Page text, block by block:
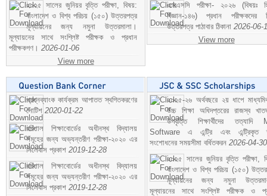
২০২৫ সালের জুনিয়র বৃত্তি পরীক্ষা, বিষয়:
বাংলাদেশ ও বিশ্ব পরিচয় (১৫০) উত্তরপত্র
মূল্যায়নের জন্য নমুনা উত্তরমালা।
মূল্যায়নের সাথে সংশ্লিষ্ট পরীক্ষক ও প্রধান
পরীক্ষকগণ। 2026-01-06
View more
এসএসসি পরীক্ষা- ২০২৬ (বিষয়ঃ
বিজ্ঞান-১৪৬) প্রধান পরীক্ষকদের
উত্তরপত্র পাঠাবার ঠিকানা 2026-06-
View more
প্রশ্নব্যাংক কার্যক্রম আপাতত স্থগিতকরণের
নোটিশ 2020-01-22
বরিশাল শিক্ষাবোর্ডের অধীনস্থ বিদ্যালয়
সমূহের জন্য অভ্যন্তরীণ পরীক্ষা-২০২০ এর
সিলেবাস প্রকাশ 2019-12-28
বরিশাল শিক্ষাবোর্ডের অধীনস্থ বিদ্যালয়
সমূহের জন্য অভ্যন্তরীণ পরীক্ষা-২০২০ এর
সিলেবাস প্রকাশ 2019-12-28
২০২৫-২৬ অর্থবছরে ২য় ধাপে
উচ্চ শিক্ষা অধিদপ্তরের রাজস্ব
উপবৃত্তি শিক্ষার্থীদের তত্যাদি
Software এ এন্ট্রি এবং এন্ট্রিকৃত
সংশোধনের সময়সীমা বর্ধিতকরন 2026-04-30
২০২৫ সালের জুনিয়র বৃত্তি পরীক্ষা,
বাংলাদেশ ও বিশ্ব পরিচয় (১৫০)
মূল্যায়নের জন্য নমুনা
মূল্যায়নের সাথে সংশ্লিষ্ট পরীক্ষক ও